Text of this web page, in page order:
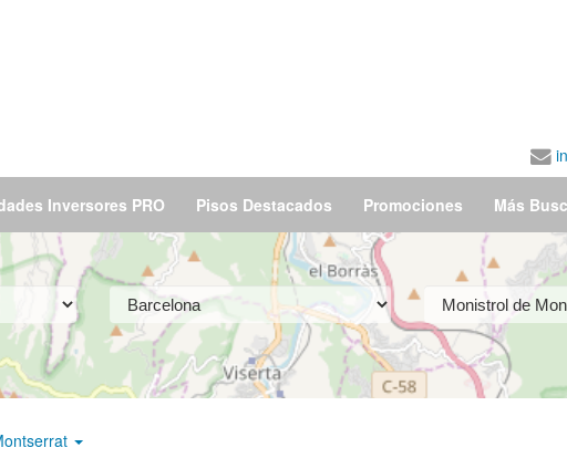
Inversores PRO Pisos Destacados Promociones Más